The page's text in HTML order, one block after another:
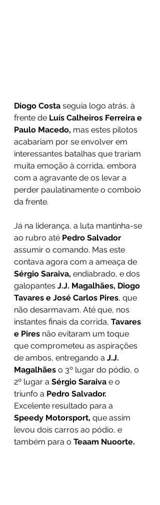
Diogo Costa seguia logo atrás, à
frente de Luís Calheiros Ferreira e
Paulo Macedo, mas estes pilotos
acabariam por se envolver em
interessantes batalhas que trariam
muita emoção à corrida, embora
com a agravante de os levar a
perder paulatinamente o comboio
da frente.
Já na liderança, a luta mantinha-se
ao rubro até Pedro Salvador
assumir o comando. Mas este
contava agora com a ameaça de
Sérgio Saraiva, endiabrado, e dos
galopantes J.J. Magalhães, Diogo
Tavares e José Carlos Pires, que
não desarmavam. Até que, nos
instantes finais da corrida, Tavares
e Pires não evitaram um toque
que comprometeu as aspirações
de ambos, entregando a J.J.
Magalhães o 3º lugar do pódio, o
2º lugar a Sérgio Saraiva e o
triunfo a Pedro Salvador.
Excelente resultado para a
Speedy Motorsport, que assim
levou dois carros ao pódio, e
também para o Teaam Nuoorte.